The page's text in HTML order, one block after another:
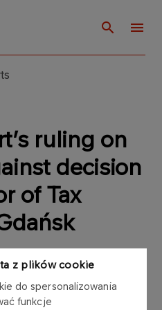
z plików cookie
do spersonalizowania
funkcje
ruling on
decision
of Tax
Report No. 29/2015 of